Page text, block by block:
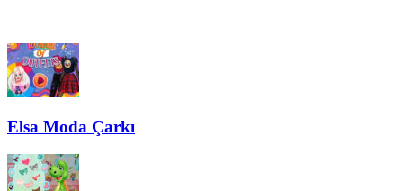
Elsa Moda Çarkı